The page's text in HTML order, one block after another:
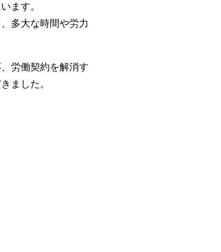
ます。
多大な時間や労力
労働契約を解消す
ました。